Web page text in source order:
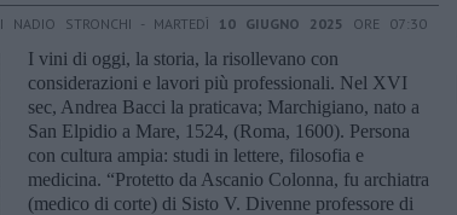
NADIO STRONCHI - MARTEDÌ 10 GIUGNO 2025 ORE 07:30
I vini di oggi, la storia, la risollevano con
considerazioni e lavori più professionali. Nel XVI
sec, Andrea Bacci la praticava; Marchigiano, nato a
San Elpidio a Mare, 1524, (Roma, 1600). Persona
con cultura ampia: studi in lettere, filosofia e
medicina. “Protetto da Ascanio Colonna, fu archiatra
(medico di corte) di Sisto V. Divenne professore di